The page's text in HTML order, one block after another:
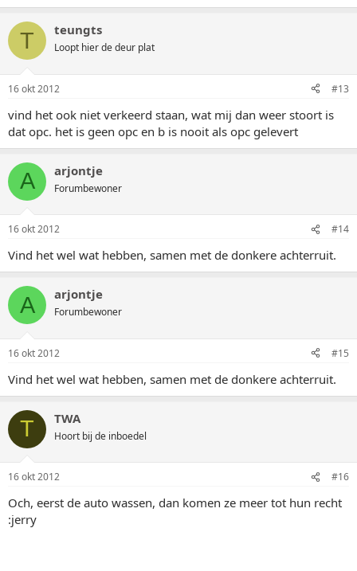
T teungts
Loopt hier de deur plat
16 okt 2012 #13
vind het ook niet verkeerd staan, wat mij dan weer stoort is
dat opc. het is geen opc en b is nooit als opc gelevert
A arjontje
Forumbewoner
16 okt 2012 #14
Vind het wel wat hebben, samen met de donkere achterruit.
A arjontje
Forumbewoner
16 okt 2012 #15
Vind het wel wat hebben, samen met de donkere achterruit.
T TWA
Hoort bij de inboedel
16 okt 2012 #16
Och, eerst de auto wassen, dan komen ze meer tot hun recht
:jerry